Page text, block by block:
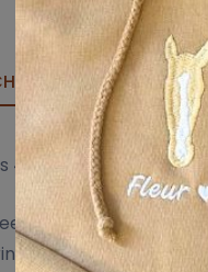
400 ml met
met naam of
De